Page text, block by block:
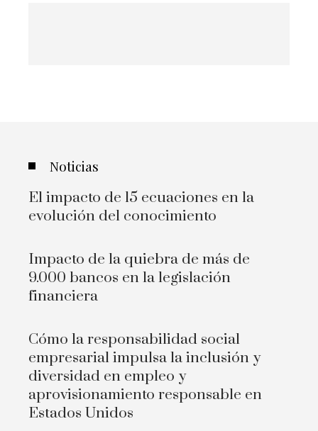
Noticias
El impacto de 15 ecuaciones en la
evolución del conocimiento
Impacto de la quiebra de más de
9.000 bancos en la legislación
financiera
Cómo la responsabilidad social
empresarial impulsa la inclusión y
diversidad en empleo y
aprovisionamiento responsable en
Estados Unidos